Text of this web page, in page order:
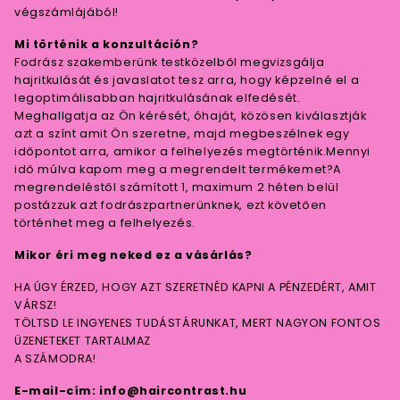
végszámlájából!
Mi történik a konzultáción?
Fodrász szakemberünk testközelből megvizsgálja
hajritkulását és javaslatot tesz arra, hogy képzelné el a
legoptimálisabban hajritkulásának elfedését.
Meghallgatja az Ön kérését, óhaját, közösen kiválasztják
azt a színt amit Ön szeretne, majd megbeszélnek egy
időpontot arra, amikor a felhelyezés megtörténik.Mennyi
idő múlva kapom meg a megrendelt termékemet?A
megrendeléstől számított 1, maximum 2 héten belül
postázzuk azt fodrászpartnerünknek, ezt követően
történhet meg a felhelyezés.
Mikor éri meg neked ez a vásárlás?
HA ÚGY ÉRZED, HOGY AZT SZERETNÉD KAPNI A PÉNZEDÉRT, AMIT
VÁRSZ!
TÖLTSD LE INGYENES TUDÁSTÁRUNKAT, MERT NAGYON FONTOS
ÜZENETEKET TARTALMAZ
A SZÁMODRA!
E-mail-cím: info@haircontrast.hu